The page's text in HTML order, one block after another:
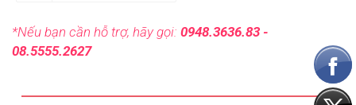
*Nếu bạn cần hỗ trợ, hãy gọi: 0948.3636.83 -
08.5555.2627